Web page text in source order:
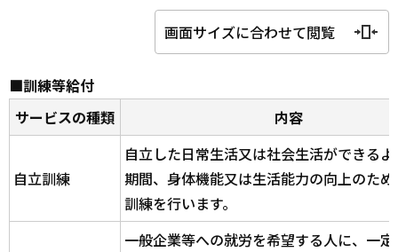
画面サイズに合わせて閲覧
■訓練等給付
サービスの種類
内容
自立訓練
自立した日常生活又は社会生活ができる
期間、身体機能又は生活能力の向上のた
訓練を行います。
一般企業等への就労を希望する人に、一